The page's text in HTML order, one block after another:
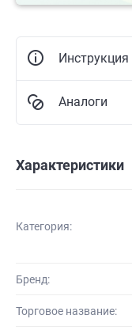
Инструкция
Аналоги
Характеристики
Категория:
Бренд:
Торговое название: